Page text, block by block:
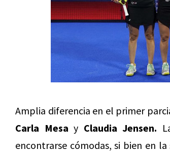
Amplia diferencia en el primer
Carla Mesa y Claudia Jensen.
encontrarse cómodas, si bien en